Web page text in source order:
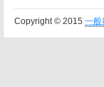
Copyright © 2015 一般